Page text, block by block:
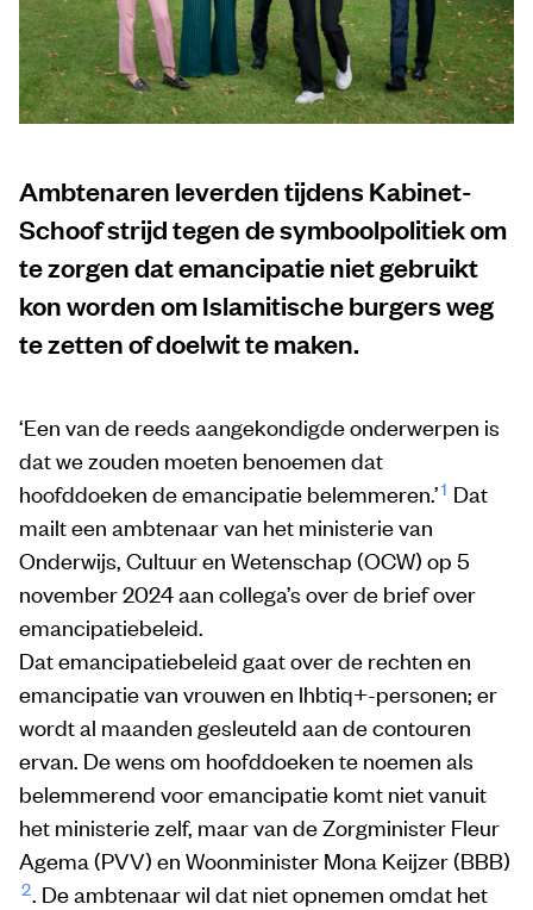
Ambtenaren leverden tijdens Kabinet-
Schoof strijd tegen de symboolpolitiek om
te zorgen dat emancipatie niet gebruikt
kon worden om Islamitische burgers weg
te zetten of doelwit te maken.
‘Een van de reeds aangekondigde onderwerpen is
dat we zouden moeten benoemen dat
hoofddoeken de emancipatie belemmeren.’1 Dat
mailt een ambtenaar van het ministerie van
Onderwijs, Cultuur en Wetenschap (OCW) op 5
november 2024 aan collega’s over de brief over
emancipatiebeleid.
Dat emancipatiebeleid gaat over de rechten en
emancipatie van vrouwen en lhbtiq+-personen; er
wordt al maanden gesleuteld aan de contouren
ervan. De wens om hoofddoeken te noemen als
belemmerend voor emancipatie komt niet vanuit
het ministerie zelf, maar van de Zorgminister Fleur
Agema (PVV) en Woonminister Mona Keijzer (BBB)
2. De ambtenaar wil dat niet opnemen omdat het